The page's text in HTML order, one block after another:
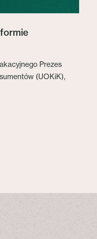
Prezes
(UOKiK),